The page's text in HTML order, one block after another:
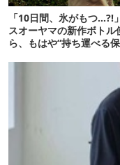
「10日間、氷がもつ…?!
スオーヤマの新作ボトル
ら、もはや“持ち運べる